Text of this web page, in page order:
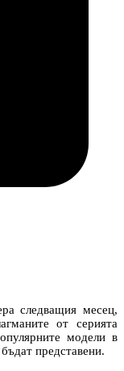
следващия месец,
от серията
модели в
представени.